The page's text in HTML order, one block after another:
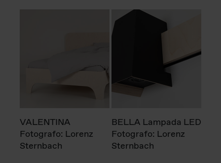
VALENTINA
Fotografo: Lorenz
Sternbach
BELLA Lampada LED
Fotografo: Lorenz
Sternbach